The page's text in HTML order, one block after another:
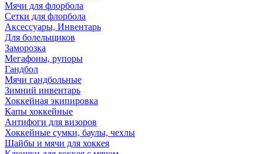
Мячи для флорбола
Сетки для флорбола
Аксессуары, Инвентарь
Для болельщиков
Заморозка
Мегафоны, рупоры
Гандбол
Мячи гандбольные
Зимний инвентарь
Хоккейная экипировка
Капы хоккейные
Антифоги для визоров
Хоккейные сумки, баулы, чехлы
Шайбы и мячи для хоккея